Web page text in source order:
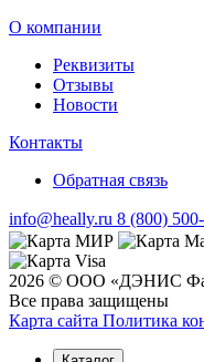
О компании
Реквизиты
Отзывы
Новости
Контакты
Обратная связь
info@heally.ru 8 (800)
2026 © ООО «ДЭНИС
Все права защищены
Карта сайта Политика